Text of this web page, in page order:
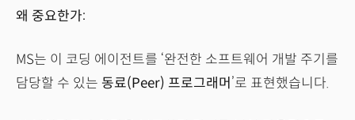
왜 중요한가:
MS는 이 코딩 에이전트를 ‘완전한 소프트웨어 개발 주기를
담당할 수 있는 동료(Peer) 프로그래머 ’로 표현했습니다.